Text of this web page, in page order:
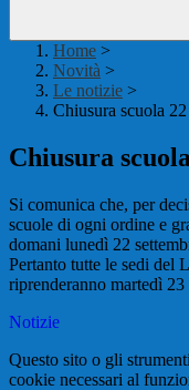
Home >
Novità >
Le notizie >
Chiusura scuola
Chiusura
Si comunica che, per
scuole di ogni ordine e
domani lunedì 22
Pertanto tutte le sedi del
riprenderanno martedì 23
Notizie
Questo sito o gli
cookie necessari al